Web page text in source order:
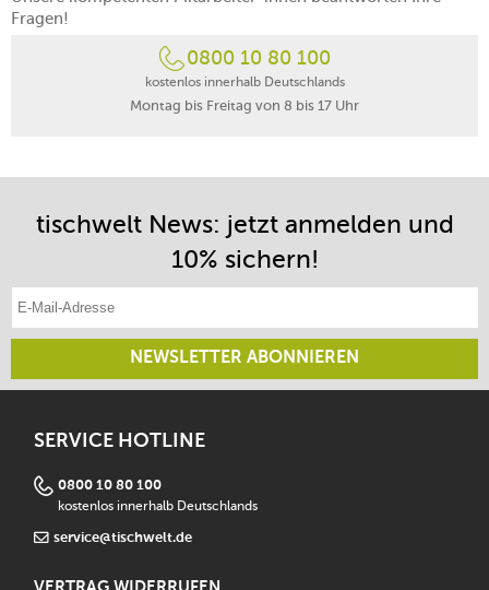
Fragen!
0800 10 80 100
kostenlos innerhalb Deutschlands
Montag bis Freitag von 8 bis 17 Uhr
tischwelt News: jetzt anmelden und
10% sichern!
NEWSLETTER ABONNIEREN
SERVICE HOTLINE
0800 10 80 100
kostenlos innerhalb Deutschlands
service@tischwelt.de